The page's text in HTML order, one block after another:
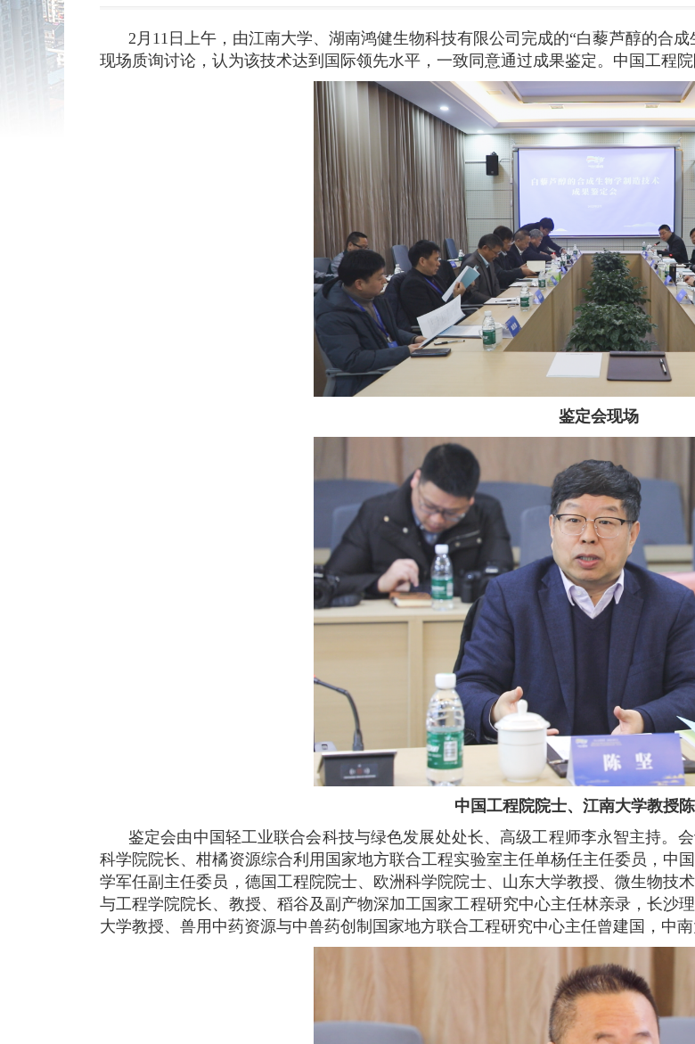
2月11日上午，由江南大学、湖南鸿健生物科技有限公司完成的“白藜芦醇的合
现场质询讨论，认为该技术达到国际领先水平，一致同意通过成果鉴定。中国工程
鉴定会现场
中国工程院院士、江南大学教授
鉴定会由中国轻工业联合会科技与绿色发展处处长、高级工程师李永智主持。
科学院院长、柑橘资源综合利用国家地方联合工程实验室主任单杨任主任委员，中
学军任副主任委员，德国工程院院士、欧洲科学院院士、山东大学教授、微生物技
与工程学院院长、教授、稻谷及副产物深加工国家工程研究中心主任林亲录，长沙
大学教授、兽用中药资源与中兽药创制国家地方联合工程研究中心主任曾建国，中南